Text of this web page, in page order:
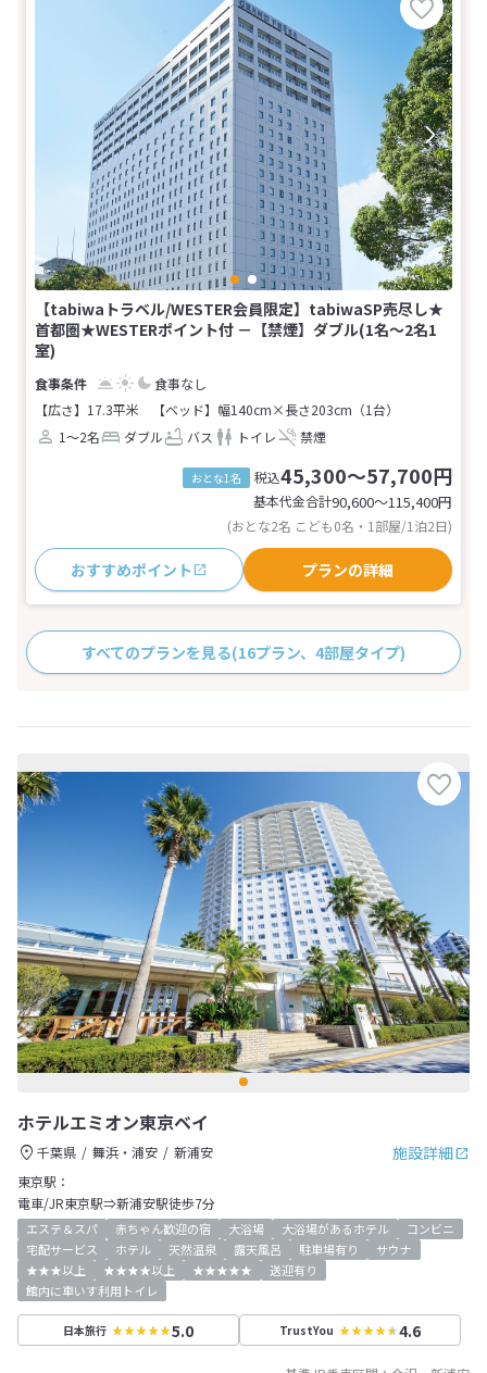
【tabiwaトラベル/WESTER会員限定】tabiwaSP売尽し★
首都圏★WESTERポイント付 －【禁煙】ダブル(1名～2名1
室)
食事なし
【広さ】17.3平米
【ベッド】幅140cm×長さ203cm（1台）
1～2名
ダブル バス トイレ 禁煙
おとな1名 税込45,300～57,700円
基本代金合計90,600〜115,400円
(おとな2名 こども0名・1部屋/1泊2日)
おすすめポイント プランの詳細
すべてのプランを見る(16プラン、4部屋タイプ)
ホテルエミオン東京ベイ
施設詳細
千葉県 舞浜・浦安
新浦安
東京駅：
電車/JR東京駅⇒新浦安駅徒歩7分
エステ＆スパ 赤ちゃん歓迎の宿 大浴場 大浴場があるホテル
コンビニ
宅配サービス
ホテル 天然温泉 露天風呂 駐車場有り
サウナ
★★★以上
★★★★以上 ★★★★★
送迎有り
館内に車いす利用トイレ
日本旅行 5.0 TrustYou 4.6